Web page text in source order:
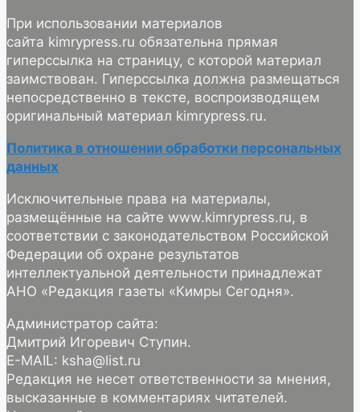
При использовании материалов
сайта kimrypress.ru обязательна прямая
гиперссылка на страницу, с которой материал
заимствован. Гиперссылка должна размещаться
непосредственно в тексте, воспроизводящем
оригинальный материал kimrypress.ru.
Политика в отношении обработки персональных
данных
Исключительные права на материалы,
размещённые на сайте www.kimrypress.ru, в
соответствии с законодательством Российской
Федерации об охране результатов
интеллектуальной деятельности принадлежат
АНО «Редакция газеты «Кимры Сегодня».
Администратор сайта:
Дмитрий Игоревич Ступин.
E-MAIL: ksha@list.ru
Редакция не несет ответственности за мнения,
высказанные в комментариях читателей.